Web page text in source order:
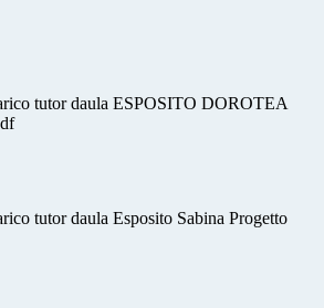
tutor daula ESPOSITO DOROTEA
tutor daula Esposito Sabina Progetto